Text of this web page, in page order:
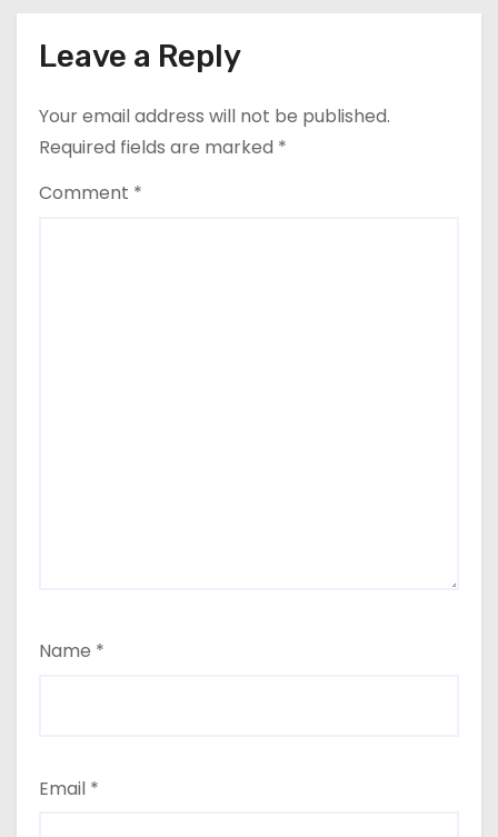
Leave a Reply
Your email address will not be published.
Required fields are marked *
Comment *
Name *
Email *